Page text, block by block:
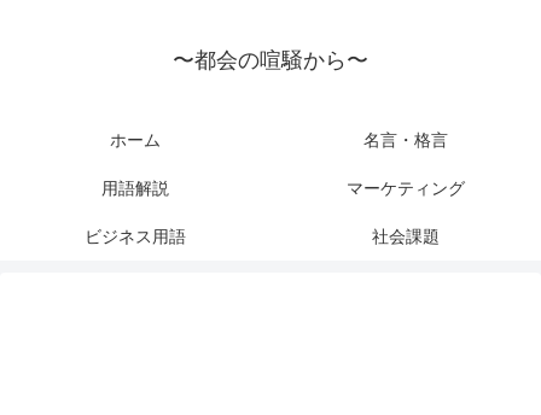
〜都会の喧騒から〜
ホーム 名言・格言
用語解説 マーケティング
ビジネス用語 社会課題